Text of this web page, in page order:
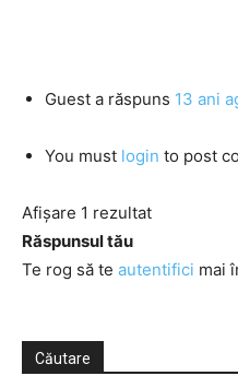
Guest a răspuns 13 ani
You must login to post
Afișare 1 rezultat
Răspunsul tău
Te rog să te autentifici mai
Căutare